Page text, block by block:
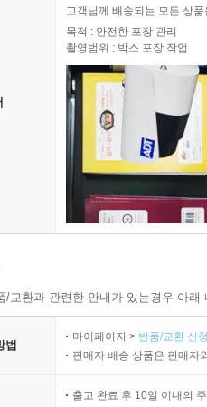
고객님께 배송되는 모든 상
목적 : 안전한 포장 관리
촬영범위 : 박스 포장 작업
교환과 관련한 안내가 있는경우 아
법
마이페이지 > 반품/교환 신
판매자 배송 상품은 판매자
출고 완료 후 10일 이내의